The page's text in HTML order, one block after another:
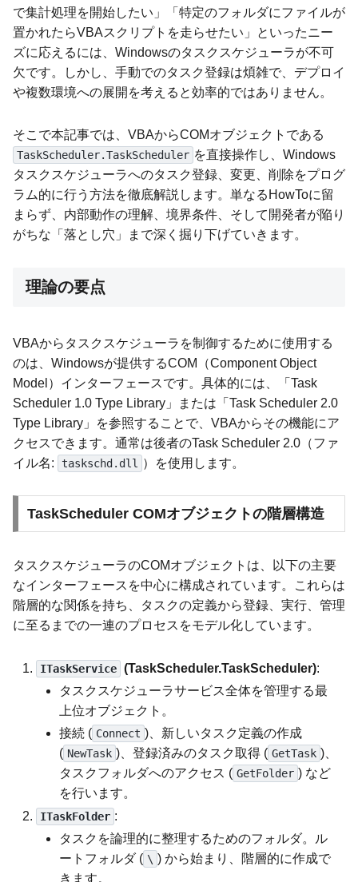
で集計処理を開始したい」「特定のフォルダにファイルが
置かれたらVBAスクリプトを走らせたい」といったニー
ズに応えるには、Windowsのタスクスケジューラが不可
欠です。しかし、手動でのタスク登録は煩雑で、デプロイ
や複数環境への展開を考えると効率的ではありません。
そこで本記事では、VBAからCOMオブジェクトである
TaskScheduler.TaskScheduler を直接操作し、Windows
タスクスケジューラへのタスク登録、変更、削除をプログ
ラム的に行う方法を徹底解説します。単なるHowToに留
まらず、内部動作の理解、境界条件、そして開発者が陥り
がちな「落とし穴」まで深く掘り下げていきます。
理論の要点
VBAからタスクスケジューラを制御するために使用する
のは、Windowsが提供するCOM（Component Object
Model）インターフェースです。具体的には、「Task
Scheduler 1.0 Type Library」または「Task Scheduler 2.0
Type Library」を参照することで、VBAからその機能にア
クセスできます。通常は後者のTask Scheduler 2.0（ファ
イル名:
taskschd.dll ）を使用します。
TaskScheduler COMオブジェクトの階層構造
タスクスケジューラのCOMオブジェクトは、以下の主要
なインターフェースを中心に構成されています。これらは
階層的な関係を持ち、タスクの定義から登録、実行、管理
に至るまでの一連のプロセスをモデル化しています。
ITaskService (TaskScheduler.TaskScheduler):
タスクスケジューラサービス全体を管理する最
上位オブジェクト。
接続 ( Connect )、新しいタスク定義の作成
( NewTask )、登録済みのタスク取得 ( GetTask )、
タスクフォルダへのアクセス ( GetFolder ) など
を行います。
ITaskFolder :
タスクを論理的に整理するためのフォルダ。ル
ートフォルダ ( \ ) から始まり、階層的に作成で
きます。